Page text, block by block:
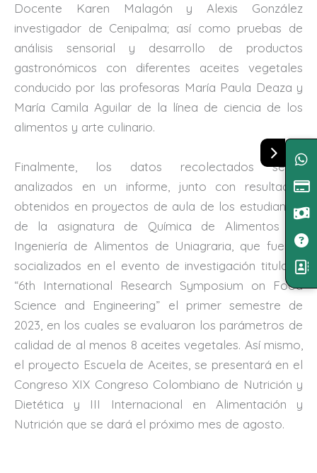
Docente Karen Malagón y Alexis González
investigador de Cenipalma; así como pruebas de
análisis sensorial y desarrollo de productos
gastronómicos con diferentes aceites vegetales
conducido por las profesoras María Paula Deaza y
María Camila Aguilar de la línea de ciencia de los
alimentos y arte culinario.
Finalmente, los datos recolectados serán
analizados en un informe, junto con resultados
obtenidos en proyectos de aula de los estudiantes
de la asignatura de Química de Alimentos de
Ingeniería de Alimentos de Uniagraria, que fueron
socializados en el evento de investigación titulado
“6th International Research Symposium on Food
Science and Engineering” el primer semestre de
2023, en los cuales se evaluaron los parámetros de
calidad de al menos 8 aceites vegetales. Así mismo,
el proyecto Escuela de Aceites, se presentará en el
Congreso XIX Congreso Colombiano de Nutrición y
Dietética y III Internacional en Alimentación y
Nutrición que se dará el próximo mes de agosto.